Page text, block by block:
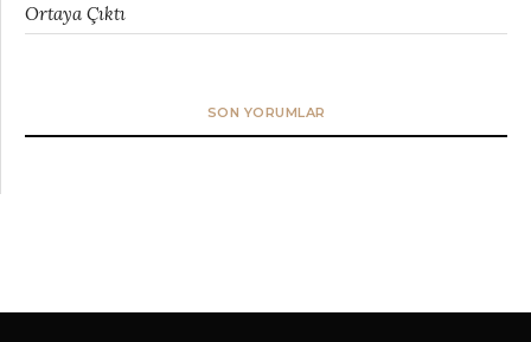
Ortaya Çıktı
SON YORUMLAR